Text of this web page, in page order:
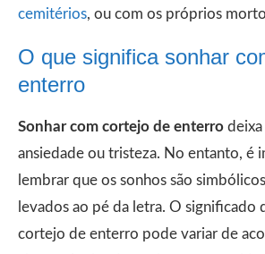
cemitérios, ou com os próprios
O que significa sonhar
enterro
Sonhar com cortejo de enterro deixa
ansiedade ou tristeza. No entanto, é
lembrar que os sonhos são
levados ao pé da letra. O significado
cortejo de enterro pode variar de